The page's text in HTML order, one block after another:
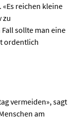
reichen kleine
zu
sollte man eine
ordentlich
vermeiden», sagt
am